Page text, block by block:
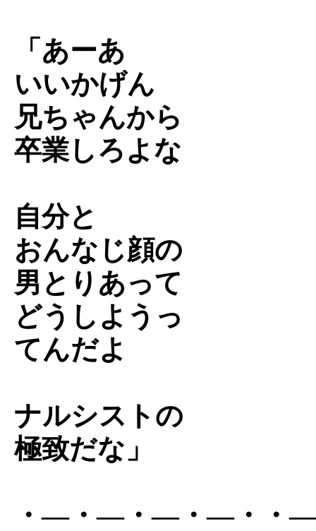
「あーあ
いいかげん
兄ちゃんから
卒業しろよな
自分と
おんなじ顔の
男とりあって
どうしようっ
てんだよ
ナルシストの
極致だな」
・―・―・―・―・・